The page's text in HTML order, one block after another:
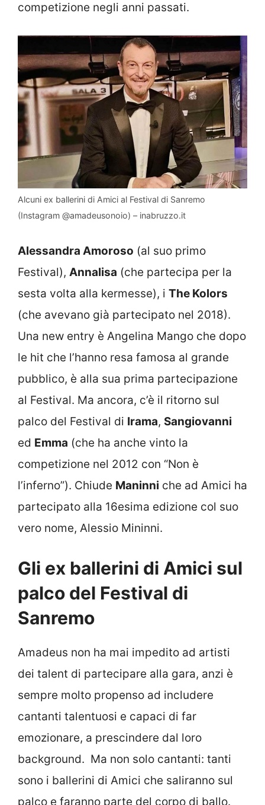
competizione negli anni passati.
Alcuni ex ballerini di Amici al Festival di Sanremo
(Instagram @amadeusonoio) – inabruzzo.it
Alessandra Amoroso (al suo primo
Festival), Annalisa (che partecipa per la
sesta volta alla kermesse), i The Kolors
(che avevano già partecipato nel 2018).
Una new entry è Angelina Mango che dopo
le hit che l’hanno resa famosa al grande
pubblico, è alla sua prima partecipazione
al Festival. Ma ancora, c’è il ritorno sul
palco del Festival di Irama, Sangiovanni
ed Emma (che ha anche vinto la
competizione nel 2012 con “Non è
l’inferno”). Chiude Maninni che ad Amici ha
partecipato alla 16esima edizione col suo
vero nome, Alessio Mininni.
Gli ex ballerini di Amici sul
palco del Festival di
Sanremo
Amadeus non ha mai impedito ad artisti
dei talent di partecipare alla gara, anzi è
sempre molto propenso ad includere
cantanti talentuosi e capaci di far
emozionare, a prescindere dal loro
background. Ma non solo cantanti: tanti
sono i ballerini di Amici che saliranno sul
palco e faranno parte del corpo di ballo.